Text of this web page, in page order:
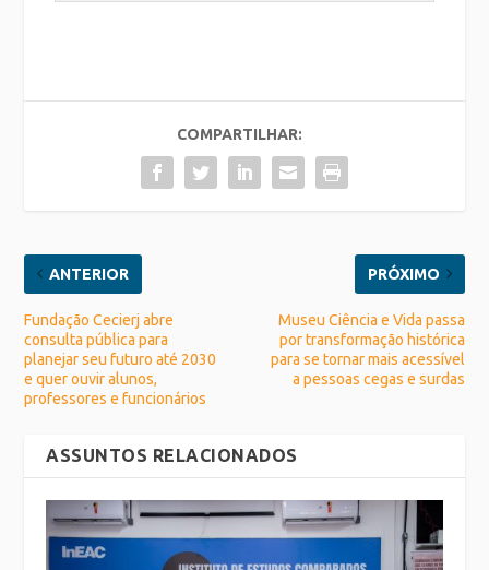
COMPARTILHAR:
ANTERIOR
Fundação Cecierj abre
consulta pública para
planejar seu futuro até 2030
e quer ouvir alunos,
professores e funcionários
PRÓXIMO
Museu Ciência e Vida passa
por transformação histórica
para se tornar mais acessível
a pessoas cegas e surdas
ASSUNTOS RELACIONADOS